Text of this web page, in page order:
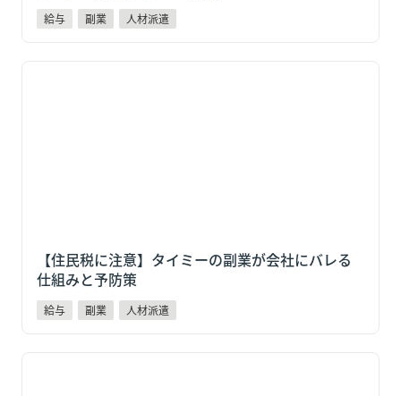
給与 副業 人材派遣
【住民税に注意】タイミーの副業が会社にバレる仕組
【住民税に注意】タイミーの副業が会社にバレる
仕組みと予防策
給与 副業 人材派遣
タイミーの日払いはいつ入金される？２種類の受取方